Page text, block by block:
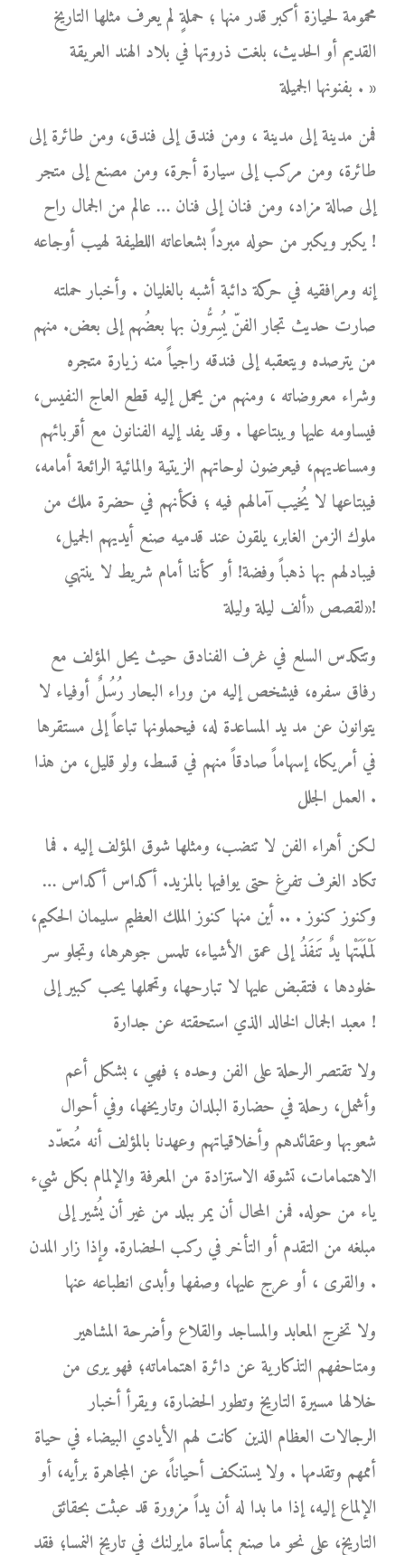
محمومة لحيازة أكبر قدر منها ؛ حملةٍ لم يعرف مثلها التاريخ
القديم أو الحديث، بلغت ذروتها في بلاد الهند العريقة
بفنونها الجميلة . »
فمن مدينة إلى مدينة ، ومن فندق إلى فندق، ومن طائرة إلى
طائرة، ومن مركب إلى سيارة أجرة، ومن مصنع إلى متجر
إلى صالة مزاد، ومن فنان إلى فنان … عالم من الجمال راح
يكبر ويكبر من حوله مبرداً بشعاعاته اللطيفة لهيب أوجاعه !
إنه ومرافقيه في حركة دائبة أشبه بالغليان . وأخبار حملته
صارت حديث تجار الفنّ يُسِرُّون بها بعضُهم إلى بعض. منهم
من يترصده ويتعقبه إلى فندقه راجياً منه زيارة متجره
وشراء معروضاته ، ومنهم من يحمل إليه قطع العاج النفيس،
فيساومه عليها ويبتاعها . وقد يفد إليه الفنانون مع أقربائهم
ومساعديهم، فيعرضون لوحاتهم الزيتية والمائية الرائعة أمامه،
فيبتاعها لا يُخيب آمالهم فيه ؛ فكأنهم في حضرة ملك من
ملوك الزمن الغابر، يلقون عند قدميه صنع أيديهم الجميل،
فيبادلهم بها ذهباً وفضة! أو كأننا أمام شريط لا ينتهي
لقصص «ألف ليلة وليلة»!
وتتكدس السلع في غرف الفنادق حيث يحل المؤلف مع
رفاق سفره، فيشخص إليه من وراء البحار رُسُلٌ أوفياء لا
يتوانون عن مد يد المساعدة له، فيحملونها تباعاً إلى مستقرها
في أمريكا، إسهاماً صادقاً منهم في قسط، ولو قليل، من هذا
العمل الجلل .
لكن أهراء الفن لا تنضب، ومثلها شوق المؤلف إليه . فما
تكاد الغرف تفرغ حتى يوافيها بالمزيد. أكداس أكداس …
وكنوز كنوز . .. أين منها كنوز الملك العظيم سليمان الحكيم،
لَمْلَمَتْها يدٌ تَنفَذُ إلى عمق الأشياء، تلمس جوهرها، وتجلو سر
خلودها ، فتقبض عليها لا تبارحها، وتحملها يحب كبير إلى
معبد الجمال الخالد الذي استحقته عن جدارة !
ولا تقتصر الرحلة على الفن وحده ؛ فهي ، بشكل أعم
وأشمل، رحلة في حضارة البلدان وتاريخها، وفي أحوال
شعوبها وعقائدهم وأخلاقياتهم وعهدنا بالمؤلف أنه مُتعدّد
الاهتمامات، تشوقه الاستزادة من المعرفة والإلمام بكل شيء
ياء من حوله. فمن المحال أن يمر ببلد من غير أن يُشير إلى
مبلغه من التقدم أو التأخر في ركب الحضارة. وإذا زار المدن
والقرى ، أو عرج عليها، وصفها وأبدى انطباعه عنها .
ولا تخرج المعابد والمساجد والقلاع وأضرحة المشاهير
ومتاحفهم التذكارية عن دائرة اهتماماته؛ فهو يرى من
خلالها مسيرة التاريخ وتطور الحضارة، ويقرأ أخبار
الرجالات العظام الذين كانت لهم الأيادي البيضاء في حياة
أممهم وتقدمها . ولا يستنكف أحياناً، عن المجاهرة برأيه، أو
الإلماع إليه، إذا ما بدا له أن يداً مزورة قد عبثت بحقائق
التاريخ، على نحو ما صنع بمأساة مايرلنك في تاريخ النمسا؛ فقد